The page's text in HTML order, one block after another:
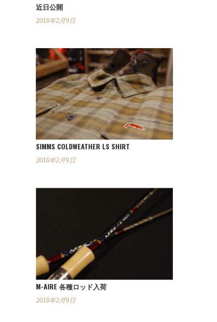
近日公開
2018年2月9日
SIMMS COLDWEATHER LS SHIRT
2018年2月9日
M-AIRE 各種ロッド入荷
2018年2月9日